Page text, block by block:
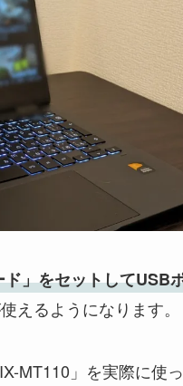
」をセットしてUSB
えるようになります。
MT110」を実際に使